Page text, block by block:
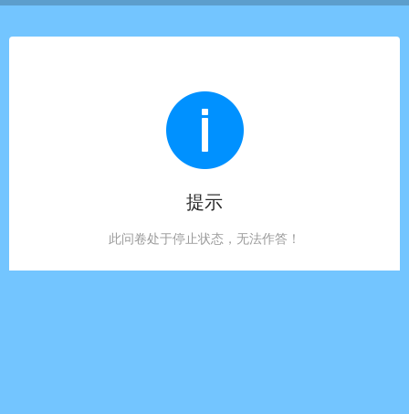
提示
此问卷处于停止状态，无法作答！